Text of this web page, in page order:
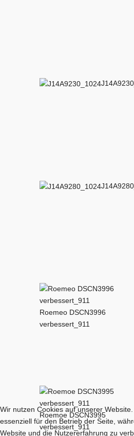
Roemeo DSCN3996
verbessert_911
Roemoe DSCN3995
verbessert_911
Wir nutzen Cookies auf unserer
essenziell für den Betrieb der Seite,
Website und die Nutzererfahrung zu